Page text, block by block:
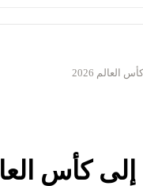
2026
كأس العالم